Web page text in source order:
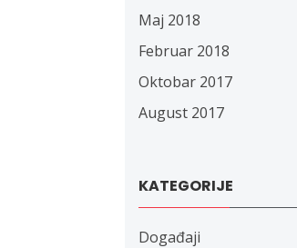
Maj 2018
Februar 2018
Oktobar 2017
August 2017
KATEGORIJE
Događaji